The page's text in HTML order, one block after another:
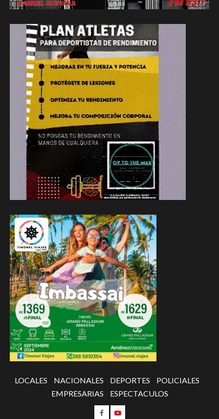
LOCALES NACIONALES DEPORTES
POLICIALES
EMPRESARIAS
ESPECTACULOS